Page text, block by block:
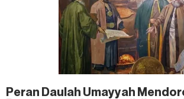
Peran Daulah Umayyah